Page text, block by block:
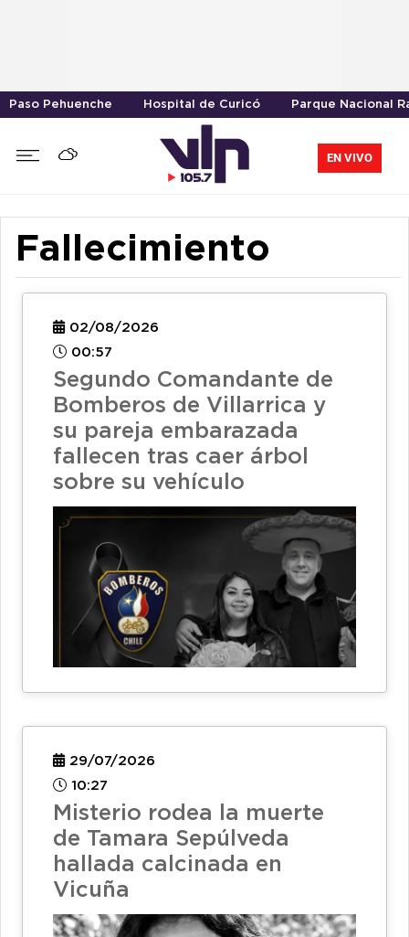
Paso Pehuenche Hospital de Curicó Parque Nacional
EN VIVO
Fallecimiento
02/08/2026
00:57
Segundo Comandante de
Bomberos de Villarrica y
su pareja embarazada
fallecen tras caer árbol
sobre su vehículo
29/07/2026
10:27
Misterio rodea la muerte
de Tamara Sepúlveda
hallada calcinada en
Vicuña